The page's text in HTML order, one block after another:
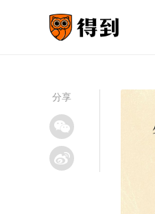
分享